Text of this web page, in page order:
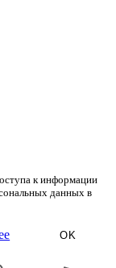
к информации
данных в
OK